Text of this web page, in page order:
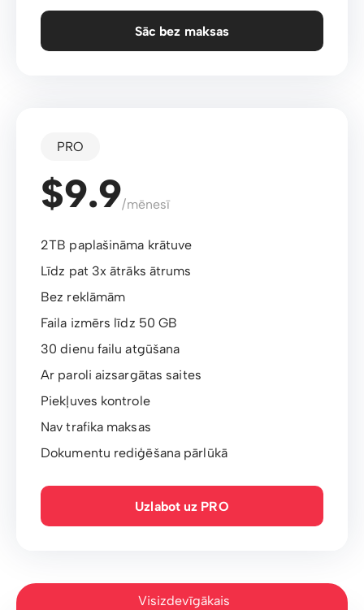
Sāc bez maksas
PRO
$9.9/mēnesī
2TB paplašināma krātuve
Līdz pat 3x ātrāks ātrums
Bez reklāmām
Faila izmērs līdz 50 GB
30 dienu failu atgūšana
Ar paroli aizsargātas saites
Piekļuves kontrole
Nav trafika maksas
Dokumentu rediģēšana pārlūkā
Uzlabot uz PRO
Visizdevīgākais